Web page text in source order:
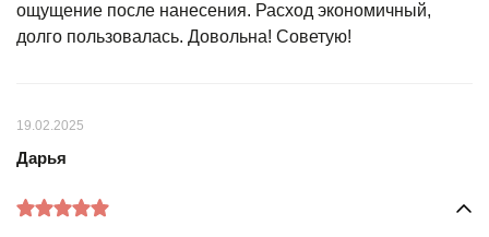
ощущение после нанесения. Расход экономичный,
долго пользовалась. Довольна! Советую!
19.02.2025
Дарья